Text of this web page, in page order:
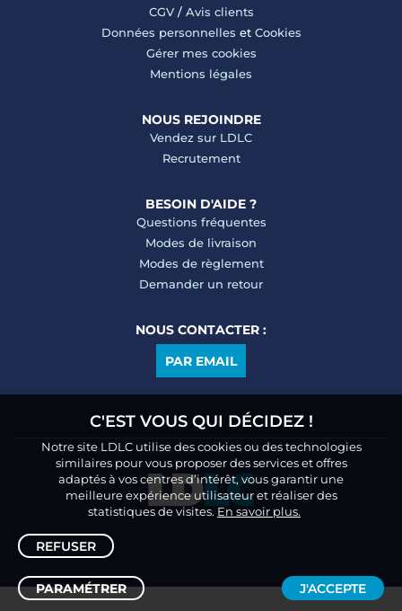
CGV/ Avis clients
Données personnelles et Cookies
Gérer mes cookies
Mentions légales
NOUS REJOINDRE
Vendez sur LDLC
Recrutement
BESOIN D'AIDE ?
Questions fréquentes
Modes de livraison
Modes de règlement
Demander un retour
NOUS CONTACTER :
PAR EMAIL
C'EST VOUS QUI DÉCIDEZ !
Notre site LDLC utilise des cookies ou des technologies
similaires pour vous proposer des services et offres
adaptés à vos centres d’intérêt, vous garantir une
meilleure expérience utilisateur et réaliser des
statistiques de visites. En savoir plus.
REFUSER
PARAMÉTRER J'ACCEPTE